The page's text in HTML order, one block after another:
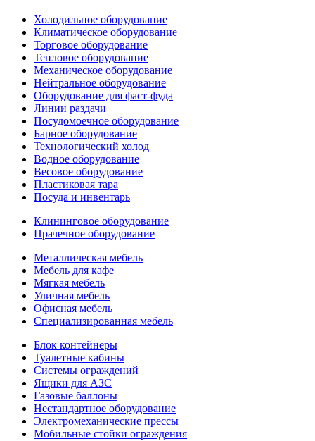
Холодильное оборудование
Климатическое оборудование
Торговое оборудование
Тепловое оборудование
Механическое оборудование
Нейтральное оборудование
Оборудование для фаст-фуда
Линии раздачи
Посудомоечное оборудование
Барное оборудование
Технологический холод
Водное оборудование
Весовое оборудование
Пластиковая тара
Посуда и инвентарь
Клининговое оборудование
Прачечное оборудование
Металлическая мебель
Мебель для кафе
Мягкая мебель
Уличная мебель
Офисная мебель
Специализированная мебель
Блок контейнеры
Туалетные кабины
Системы ограждений
Ящики для АЗС
Газовые баллоны
Нестандартное оборудование
Электромеханические прессы
Мобильные стойки ограждения